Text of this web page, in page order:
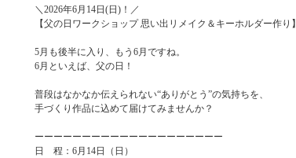
＼2026年6月14日(日)！／
【父の日ワークショップ 思い出リメイク＆キーホルダー作り】
5月も後半に入り、もう6月ですね。
6月といえば、父の日！
普段はなかなか伝えられない“ありがとう”の気持ちを、
手づくり作品に込めて届けてみませんか？
ーーーーーーーーーーーーーーーーーーーー
日 程：6月14日（日）